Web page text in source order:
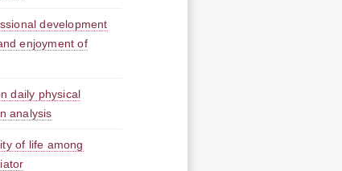
development
enjoyment of
daily physical
analysis
of life among